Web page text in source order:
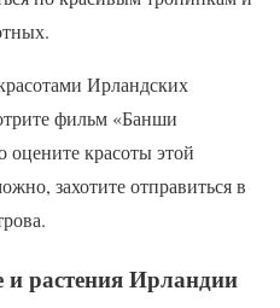
Ирландских
фильм «Банши
красоты этой
захотите отправиться в
растения Ирландии